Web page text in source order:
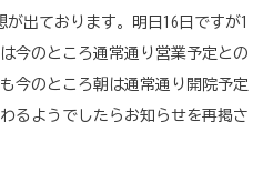
出ております。明日16日ですが1
は今のところ通常通り営業予定との
今のところ朝は通常通り開院予定
るようでしたらお知らせを再掲さ